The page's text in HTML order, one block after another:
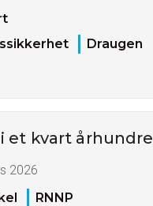
Draugen
et kvart århundre
2026
RNNP